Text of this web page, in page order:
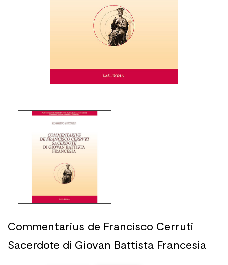
Commentarius de Francisco Cerruti
Sacerdote di Giovan Battista Francesia